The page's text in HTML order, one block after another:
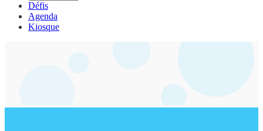
Défis
Agenda
Kiosque